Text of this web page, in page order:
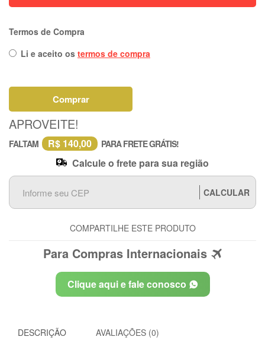
Termos de Compra
Li e aceito os termos de compra
Comprar
APROVEITE!
FALTAM R$ 140,00 PARA FRETE GRÁTIS!
Calcule o frete para sua região
CALCULAR
COMPARTILHE ESTE PRODUTO
Para Compras Internacionais
Clique aqui e fale conosco
DESCRIÇÃO AVALIAÇÕES (0)